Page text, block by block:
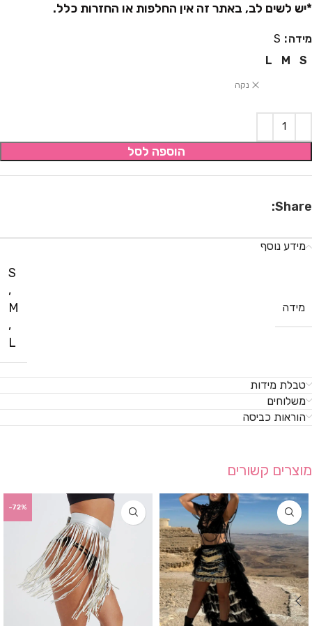
*יש לשים לב, באתר זה אין החלפות או החזרות כלל.
מידה
S
S
M
L
נקה
הוספה לסל
Share:
מידע נוסף
מידה
S
,
M
,
L
טבלת מידות
משלוחים
הוראות כביסה
מוצרים קשורים
-72%